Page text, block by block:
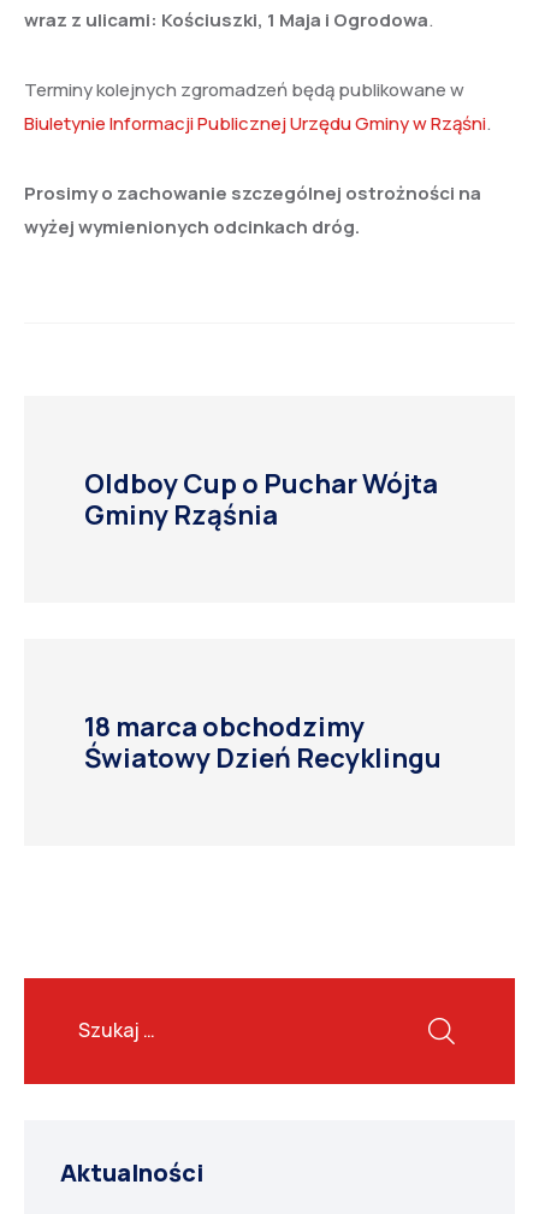
wraz z ulicami: Kościuszki, 1 Maja i Ogrodowa.
Terminy kolejnych zgromadzeń będą publikowane w
Biuletynie Informacji Publicznej Urzędu Gminy w Rząśni.
Prosimy o zachowanie szczególnej ostrożności na
wyżej wymienionych odcinkach dróg.
Oldboy Cup o Puchar Wójta
Gminy Rząśnia
18 marca obchodzimy
Światowy Dzień Recyklingu
Aktualności